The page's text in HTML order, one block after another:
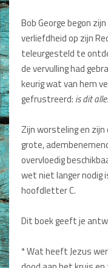
Zelf lezen
Doeboeken
Alle producten
Cadeauboeken
Gideonietjes
Dagboeken
Gebed
Bijbel en
Evangelisatie en
Bob George begon
verliefdheid op zijn
teleurgesteld te
de vervulling had
keurig wat van hem
gefrustreerd: is dit
Zijn worsteling en
grote,
overvloedig
wet niet langer nodig
hoofdletter C.
Dit boek geeft je
* Wat heeft Jezus